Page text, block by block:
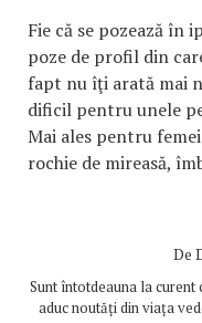
Fie că se pozează în
poze de profil din
fapt nu îţi arată mai
dificil pentru unele
Mai ales pentru
rochie de mireasă,
De
Sunt întotdeauna la curent
aduc noutăți din viața